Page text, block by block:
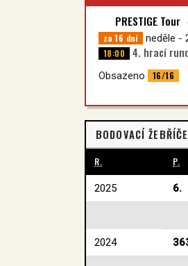
PRESTIGE Tour
za 16 dní neděle -
18:00 4. hrací
Obsazeno 16/16
BODOVACÍ
R. P.
2025 6.
2024